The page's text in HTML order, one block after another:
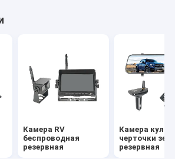
DVR
зеркальная камера
Камера RV
беспроводная
резервная
Камера
черточки
резервная